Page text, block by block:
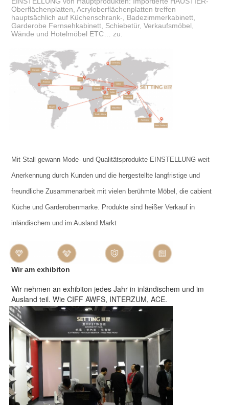
Oberflächenplatten, Acryloberflächenplatten treffen
hauptsächlich auf Küchenschrank-, Badezimmerkabinett,
Garderobe Fernsehkabinett, Schiebetür, Verkaufsmöbel,
Wände und Hotelmöbel ETC… zu.
Mit Stall gewann Mode- und Qualitätsprodukte EINSTELLUNG weit
Anerkennung durch Kunden und die hergestellte langfristige und
freundliche Zusammenarbeit mit vielen berühmte Möbel, die cabient
Küche und Garderobenmarke. Produkte sind heißer Verkauf in
inländischem und im Ausland Markt
Wir am exhibiton
Wir nehmen an exhibiton jedes Jahr in inländischem und im
Ausland teil. Wie CIFF AWFS, INTERZUM, ACE.